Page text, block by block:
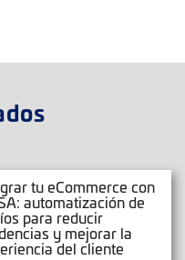
tu eCommerce con
automatización de
para reducir
y mejorar la
del cliente